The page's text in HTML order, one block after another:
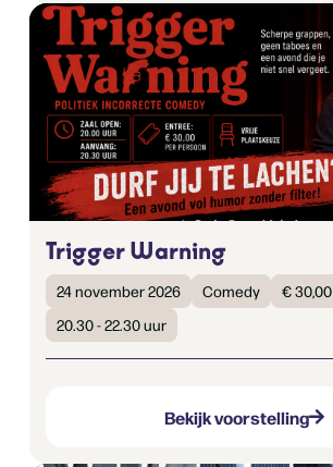
Trigger Warning
24 november 2026 Comedy
€ 30,00
20.30 - 22.30 uur
Bekijk voorstelling